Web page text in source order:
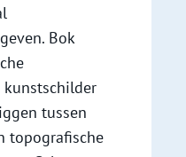
Bok
tussen
topografische